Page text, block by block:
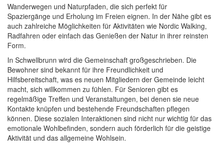
Wanderwegen und Naturpfaden, die sich perfekt für
Spaziergänge und Erholung im Freien eignen. In der Nähe gibt es
auch zahlreiche Möglichkeiten für Aktivitäten wie Nordic Walking,
Radfahren oder einfach das Genießen der Natur in ihrer reinsten
Form.
In Schwellbrunn wird die Gemeinschaft großgeschrieben. Die
Bewohner sind bekannt für ihre Freundlichkeit und
Hilfsbereitschaft, was es neuen Mitgliedern der Gemeinde leicht
macht, sich willkommen zu fühlen. Für Senioren gibt es
regelmäßige Treffen und Veranstaltungen, bei denen sie neue
Kontakte knüpfen und bestehende Freundschaften pflegen
können. Diese sozialen Interaktionen sind nicht nur wichtig für das
emotionale Wohlbefinden, sondern auch förderlich für die geistige
Aktivität und das allgemeine Wohlsein.